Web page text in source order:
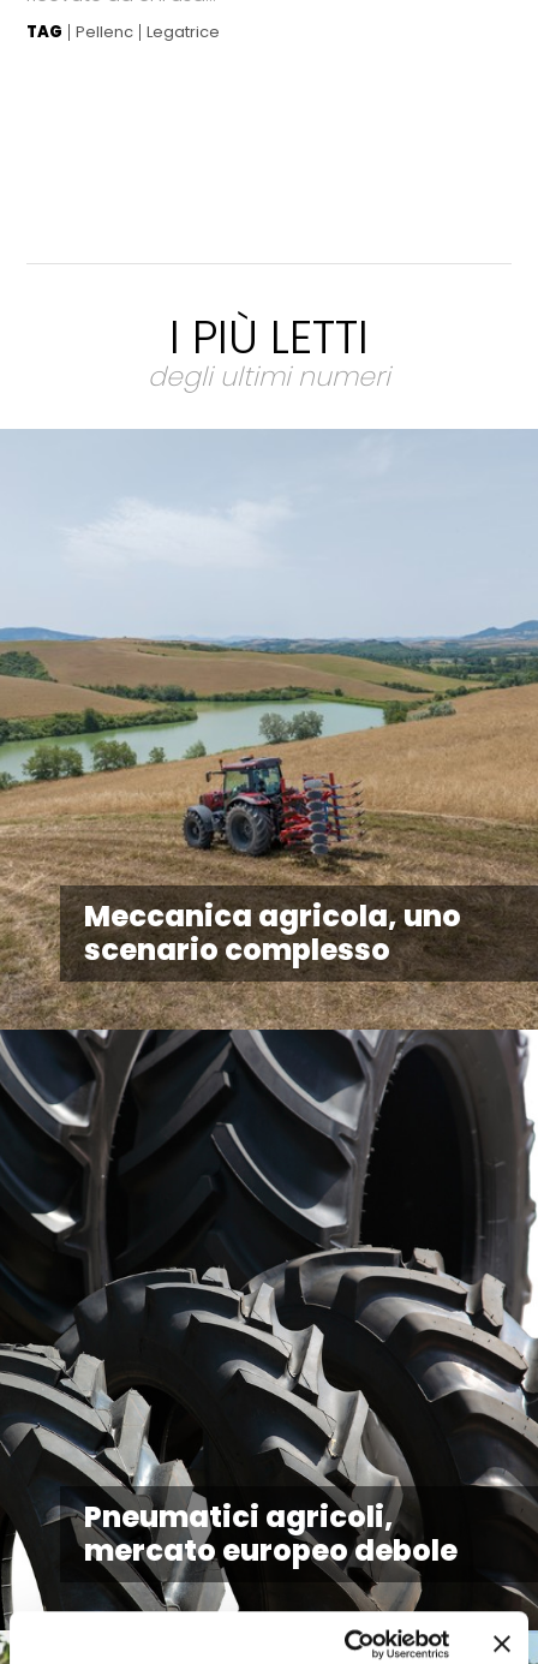
TAG Pellenc Legatrice
I PIÙ LETTI
degli ultimi numeri
Meccanica agricola, uno
scenario complesso
Pneumatici agricoli,
mercato europeo debole